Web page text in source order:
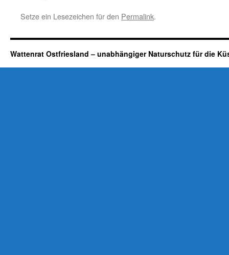
Setze ein Lesezeichen für den Permalink.
Wattenrat Ostfriesland – unabhängiger Naturschutz für die